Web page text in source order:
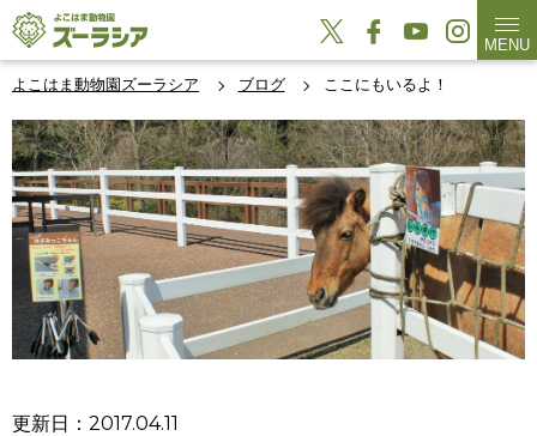
MENU
よこはま動物園ズーラシア ブログ ここにもいるよ！
更新日：2017.04.11